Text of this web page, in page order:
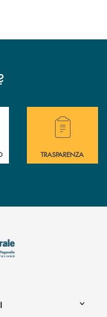
immediata?
Hai bisogno di
TRASPARENZA